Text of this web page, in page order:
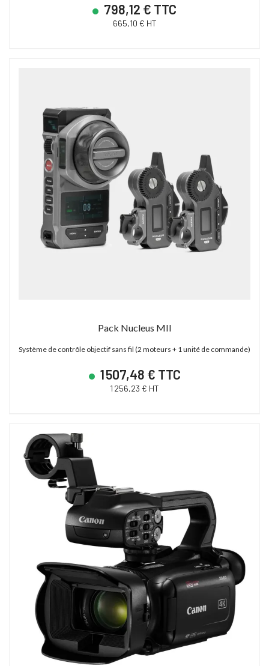
798,12 € TTC
665,10 € HT
Pack Nucleus MII
Système de contrôle objectif sans fil (2 moteurs + 1 unité de commande)
1 507,48 € TTC
1 256,23 € HT